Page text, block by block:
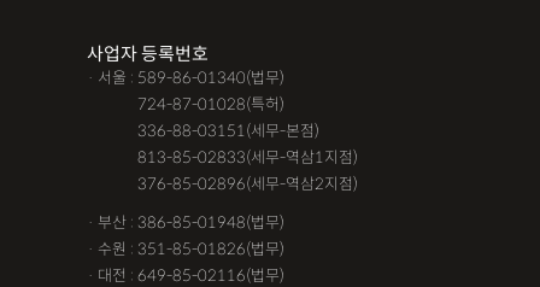
사업자 등록번호
· 서울 : 589-86-01340(법무)
724-87-01028(특허)
336-88-03151(세무-본점)
813-85-02833(세무-역삼1지점)
376-85-02896(세무-역삼2지점)
· 부산 : 386-85-01948(법무)
· 수원 : 351-85-01826(법무)
· 대전 : 649-85-02116(법무)